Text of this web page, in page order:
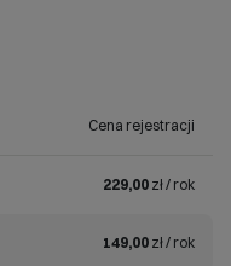
Cena rejestracji
229,00 zł / rok
149,00 zł / rok